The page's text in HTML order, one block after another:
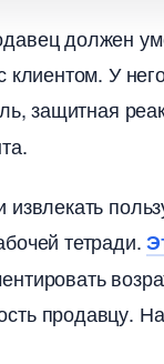
должен
У
защитная
извлекать
тетради.
продавцу.